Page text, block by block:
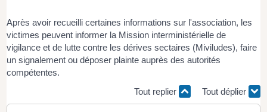
Après avoir recueilli certaines informations sur l'association, les
victimes peuvent informer la Mission interministérielle de
vigilance et de lutte contre les dérives sectaires (Miviludes), faire
un signalement ou déposer plainte auprès des autorités
compétentes.
Tout replier
Tout déplier